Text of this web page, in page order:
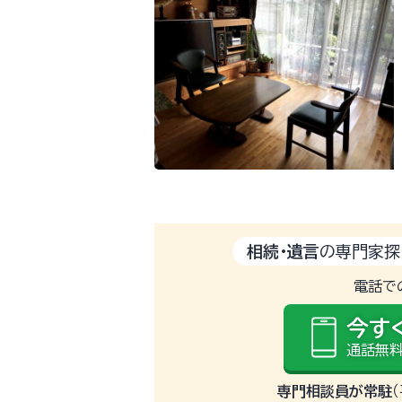
相続・遺言の専門家
電話で
今す
通話無
専門相談員が常駐